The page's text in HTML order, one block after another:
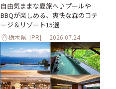
自由気ままな夏旅へ♪プールや
BBQが楽しめる、爽快な森のコテ
ージ＆リゾート15選
栃木県 [PR] 2026.07.24